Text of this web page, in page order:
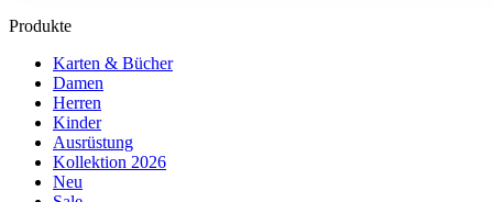
Produkte
Karten & Bücher
Damen
Herren
Kinder
Ausrüstung
Kollektion 2026
Neu